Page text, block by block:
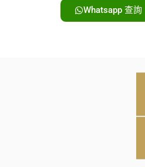
Whatsapp 查詢